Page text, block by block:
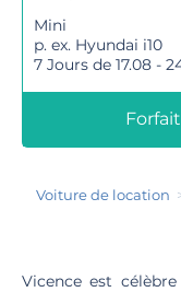
Mini
p. ex. Hyundai i10
7 Jours de 17.08 -
Voiture de location
Vicence est